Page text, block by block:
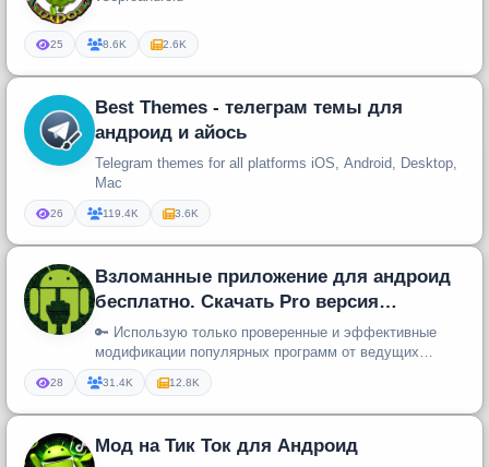
25 8.6K 2.6K
Best Themes - телеграм темы для
андроид и айось
Telegram themes for all platforms iOS, Android, Desktop,
Mac
26 119.4K 3.6K
Взломанные приложение для андроид
бесплатно. Скачать Pro версия
приложения
🔑 Использую только проверенные и эффективные
модификации популярных программ от ведущих
разработчиков.
28 31.4K 12.8K
Мод на Тик Ток для Андроид